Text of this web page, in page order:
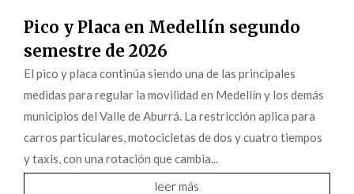
Pico y Placa en Medellín segundo
semestre de 2026
El pico y placa continúa siendo una de las principales
medidas para regular la movilidad en Medellín y los demás
municipios del Valle de Aburrá. La restricción aplica para
carros particulares, motocicletas de dos y cuatro tiempos
y taxis, con una rotación que cambia...
leer más